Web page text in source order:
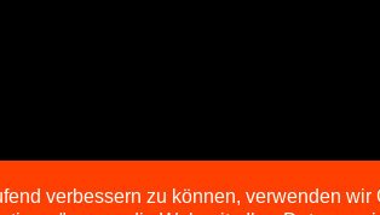
verbessern zu können, verwenden